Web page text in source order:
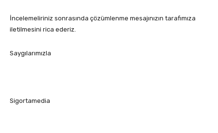
İncelemeliriniz sonrasında çözümlenme mesajınızın tarafımıza
iletilmesini rica ederiz.
Saygılarımızla
Sigortamedia